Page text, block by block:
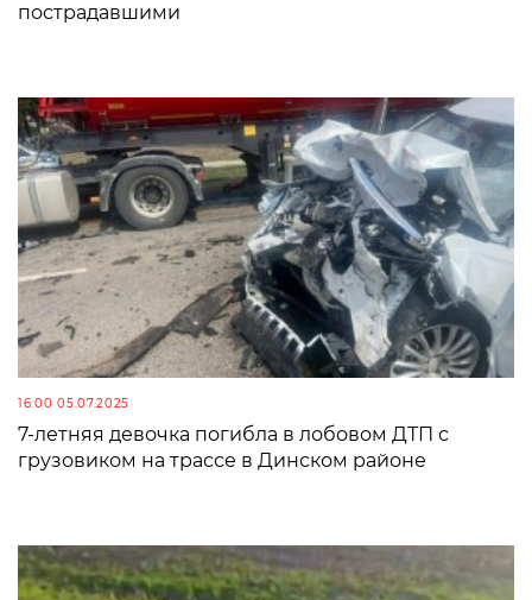
пострадавшими
16:00 05.07.2025
7-летняя девочка погибла в лобовом ДТП с
грузовиком на трассе в Динском районе